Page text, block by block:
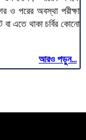
ও পরের অবস্থা পরীক্ষা
এতে থাকা চর্বির কোনো
আরও পড়ুন...